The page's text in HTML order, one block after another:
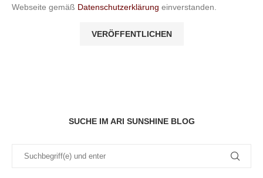
Webseite gemäß Datenschutzerklärung einverstanden.
SUCHE IM ARI SUNSHINE BLOG